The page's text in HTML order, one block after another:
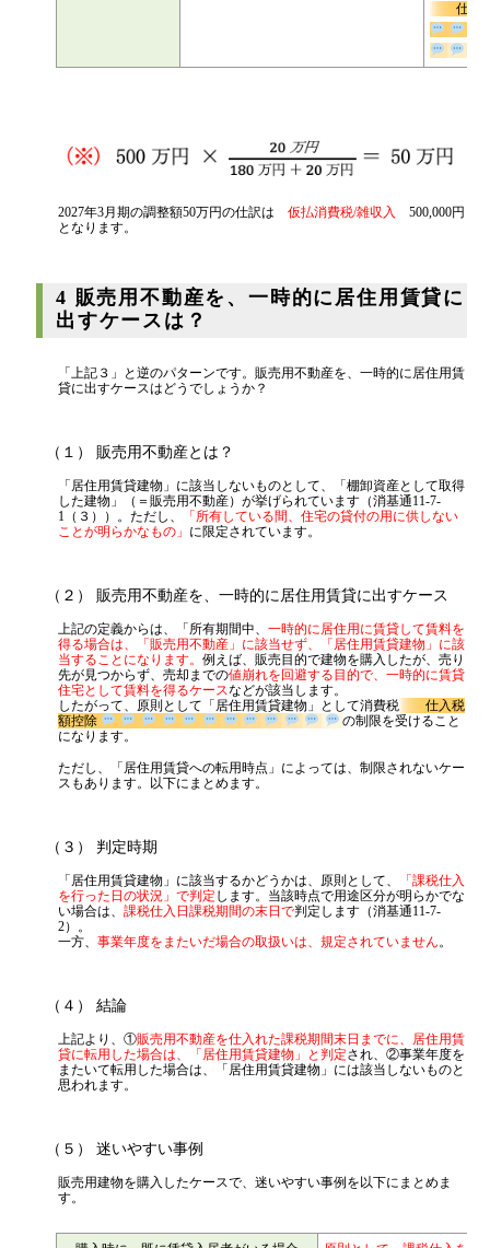
泊転用
4 販売用不動産を、一時的に居住用賃貸に
出すケースは？
（１） 販売用不動産とは？
「居住用賃貸建物」に該当しないものとして、「棚卸資産として取得
した建物」（＝販売用不動産）が挙げられています（消基通11-7-
（２） 販売用不動産を、一時的に居住用賃貸に出すケース
上記の定義からは、「所有期間中、一時的に居住用に賃貸して賃料を
得る場合は、「販売用不動産」に該当せず、「居住用賃貸建物」に該
当することになります。 例えば、販売目的で建物を購入したが、売り
先が見つからず、売却までの値崩れを回避する目的で、一時的に賃貸
住宅として賃料を得るケースなどが該当します。
したがって、原則として「居住用賃貸建物」として消費税
額控除
の制限を受けること
になります。
（３） 判定時期
「居住用賃貸建物」に該当するかどうかは、原則として、「課税仕入
を行った日の状況」で判定します。当該時点で用途区分が明らかでな
い場合は、 課税仕入日課税期間の末日で 判定します（消基通11-7-
（４） 結論
上記より、① 販売用不動産を仕入れた課税期間末日までに、居住用賃
貸に転用した場合は、「居住用賃貸建物」と判定
（５） 迷いやすい事例
す。